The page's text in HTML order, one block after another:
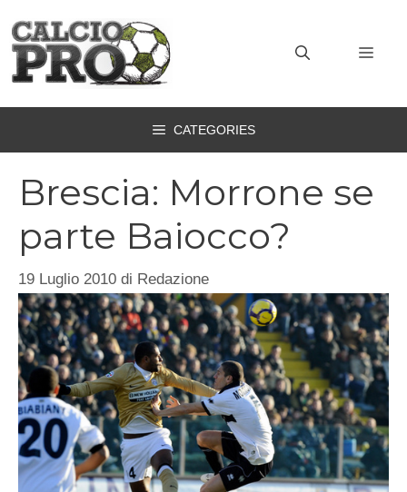
contenuto
CATEGORIES
Brescia: Morrone se
parte Baiocco?
19 Luglio 2010 di Redazione